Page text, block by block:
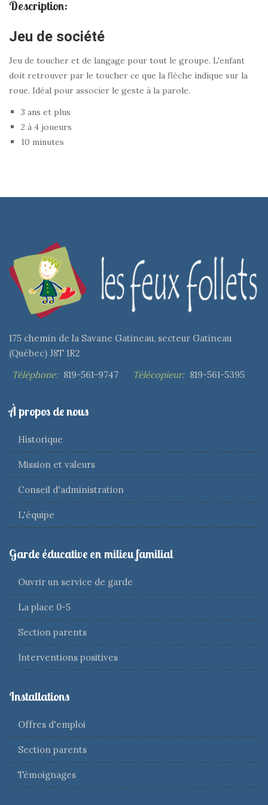
Description:
Jeu de société
Jeu de toucher et de langage pour tout le groupe. L'enfant
doit retrouver par le toucher ce que la flèche indique sur la
roue. Idéal pour associer le geste à la parole.
3 ans et plus
2 à 4 joueurs
10 minutes
175 chemin de la Savane Gatineau, secteur Gatineau
(Québec) J8T 1R2
Téléphone: 819-561-9747 Télécopieur: 819-561-5395
À propos de nous
Historique
Mission et valeurs
Conseil d'administration
L'équipe
Garde éducative en milieu familial
Ouvrir un service de garde
La place 0-5
Section parents
Interventions positives
Installations
Offres d'emploi
Section parents
Témoignages